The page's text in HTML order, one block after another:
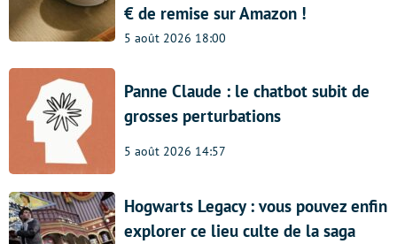
€ de remise sur Amazon !
5 août 2026 18:00
Panne Claude : le chatbot subit de
grosses perturbations
5 août 2026 14:57
Hogwarts Legacy : vous pouvez enfin
explorer ce lieu culte de la saga